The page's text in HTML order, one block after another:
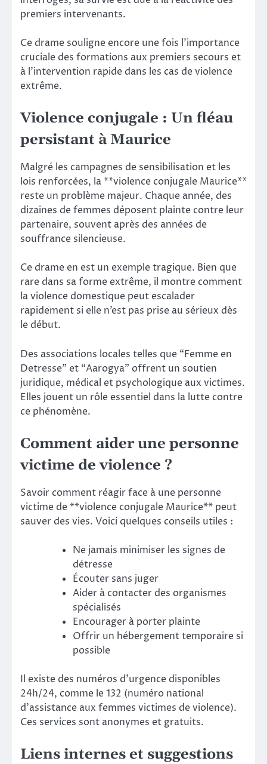
premiers intervenants.
Ce drame souligne encore une fois l’importance
cruciale des formations aux premiers secours et
à l’intervention rapide dans les cas de violence
extrême.
Violence conjugale : Un fléau
persistant à Maurice
Malgré les campagnes de sensibilisation et les
lois renforcées, la **violence conjugale Maurice**
reste un problème majeur. Chaque année, des
dizaines de femmes déposent plainte contre leur
partenaire, souvent après des années de
souffrance silencieuse.
Ce drame en est un exemple tragique. Bien que
rare dans sa forme extrême, il montre comment
la violence domestique peut escalader
rapidement si elle n’est pas prise au sérieux dès
le début.
Des associations locales telles que “Femme en
Detresse” et “Aarogya” offrent un soutien
juridique, médical et psychologique aux victimes.
Elles jouent un rôle essentiel dans la lutte contre
ce phénomène.
Comment aider une personne
victime de violence ?
Savoir comment réagir face à une personne
victime de **violence conjugale Maurice** peut
sauver des vies. Voici quelques conseils utiles :
Ne jamais minimiser les signes de
détresse
Écouter sans juger
Aider à contacter des organismes
spécialisés
Encourager à porter plainte
Offrir un hébergement temporaire si
possible
Il existe des numéros d’urgence disponibles
24h/24, comme le 132 (numéro national
d’assistance aux femmes victimes de violence).
Ces services sont anonymes et gratuits.
Liens internes et suggestions